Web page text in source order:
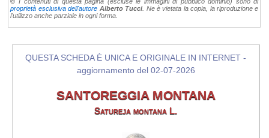
proprietà esclusiva dell'autore Alberto Tucci . Ne è vietata la copia, la riproduzione e
l'utilizzo anche parziale in ogni forma.
QUESTA SCHEDA È UNICA E ORIGINALE IN INTERNET -
aggiornamento del 02-07-2026
SANTOREGGIA MONTANA
Satureja montana L.